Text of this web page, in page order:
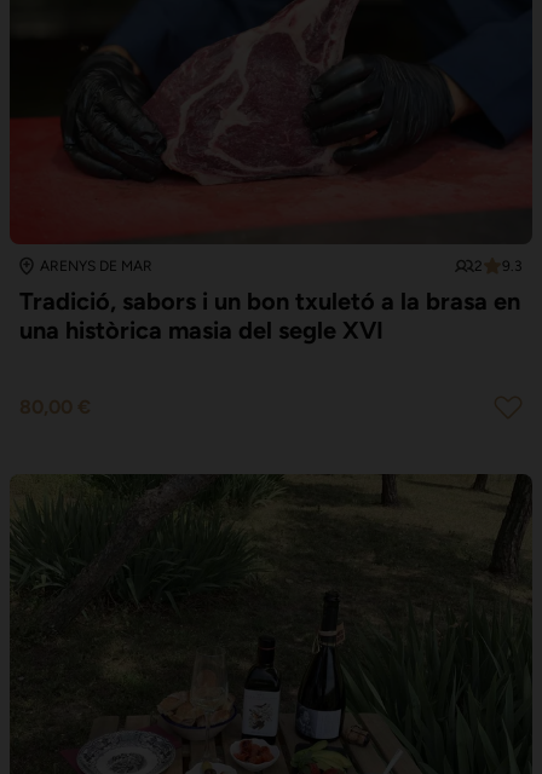
ARENYS DE MAR 2 9.3
Tradició, sabors i un bon txuletó a la brasa en
una històrica masia del segle XVI